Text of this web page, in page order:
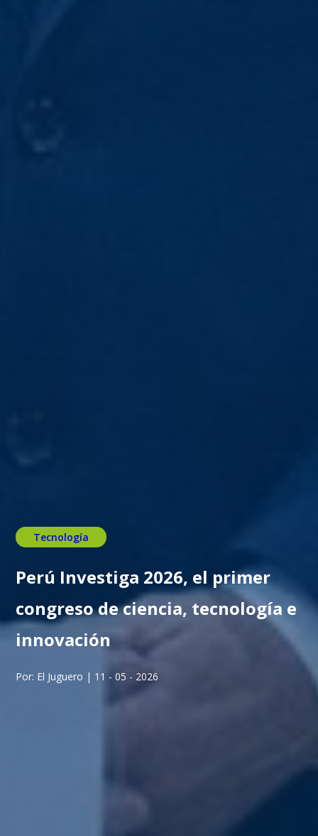
Tecnología
Perú Investiga 2026, el primer
congreso de ciencia, tecnología e
innovación
Por: El Juguero | 11 - 05 - 2026